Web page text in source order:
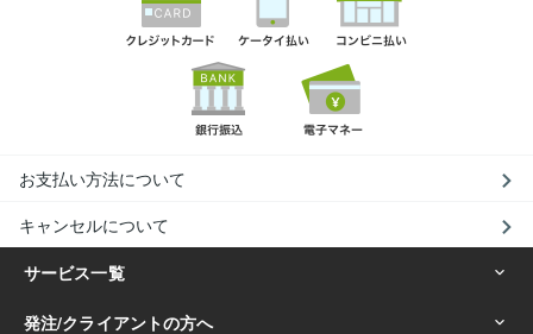
お支払い方法について
キャンセルについて